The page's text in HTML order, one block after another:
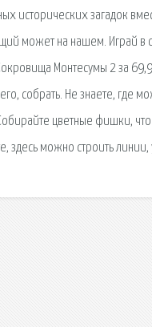
исторических загадок
может на нашем. Играй в
Монтесумы 2 за 69,9
собрать. Не знаете, где
цветные фишки,
здесь можно строить линии,